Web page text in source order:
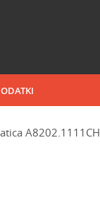
A8202.1111CH